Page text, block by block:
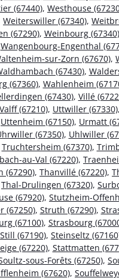
(67440), Westhouse
Weiterswiller (67340),
(67290), Weinbourg (67340)
Wangenbourg-Engenthal
sur-Zorn (67670),
(67430),
(67360), Wahlenheim
(67430), Villé
Valff (67210), Uttwiller (67330),
Uttenheim (67150), Urmatt
(67350), Uhlwiller
Truchtersheim (67370),
au-Val (67220),
(67290), Thanvillé (67220),
Thal-Drulingen (67320),
(67920), Stutzheim-
(67250), Struth (67290),
(67100), Strasbourg
Still (67190), Steinseltz
(67220), Stattmatten
sous-Forêts (67250),
(67620),